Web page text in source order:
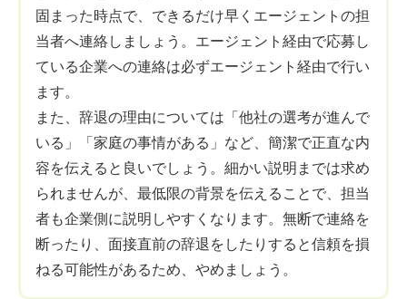
固まった時点で、できるだけ早くエージェントの担
当者へ連絡しましょう。エージェント経由で応募し
ている企業への連絡は必ずエージェント経由で行い
ます。
また、辞退の理由については「他社の選考が進んで
いる」「家庭の事情がある」など、簡潔で正直な内
容を伝えると良いでしょう。細かい説明までは求め
られませんが、最低限の背景を伝えることで、担当
者も企業側に説明しやすくなります。無断で連絡を
断ったり、面接直前の辞退をしたりすると信頼を損
ねる可能性があるため、やめましょう。